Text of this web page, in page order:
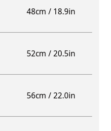
48cm / 18.9in
52cm / 20.5in
56cm / 22.0in